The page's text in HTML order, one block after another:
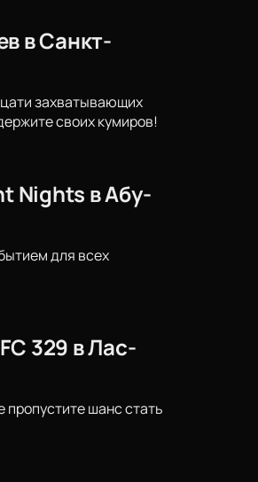
в Санкт-
захватывающих
своих кумиров!
Nights в Абу-
для всех
329 в Лас-
шанс стать